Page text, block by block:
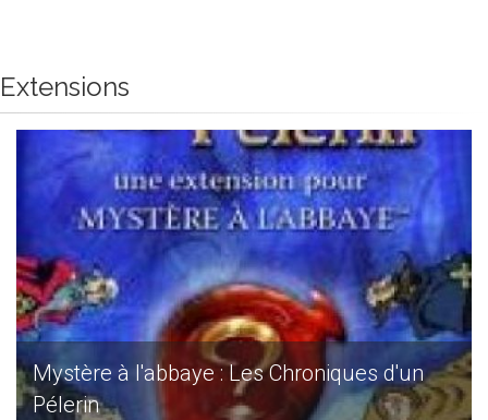
Extensions
Mystère à l'abbaye : Les Chroniques d'un
Pélerin